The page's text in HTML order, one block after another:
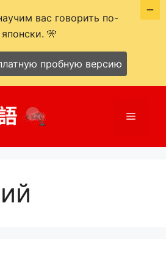
Меню
вас говорить по-
японски. 🎌
пробную версию